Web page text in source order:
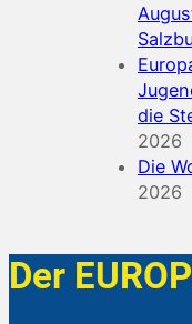
die
2026
Die
2026
Der